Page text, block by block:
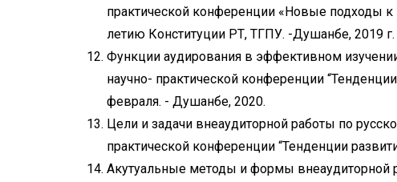
практической конференции «Новые подходы
летию Конституции РТ, ТГПУ. -Душанбе, 2019 г.
Функции аудирования в эффективном
научно- практической конференции
февраля. - Душанбе, 2020.
Цели и задачи внеаудиторной работы по
практической конференции “Тенденции
Акутуальные методы и формы внеаудиторной